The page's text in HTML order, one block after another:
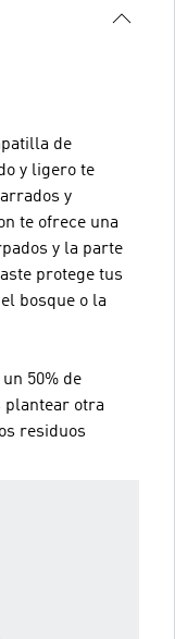
de
y ligero te
y
te ofrece una
y la parte
protege tus
bosque o la
50% de
plantear otra
residuos